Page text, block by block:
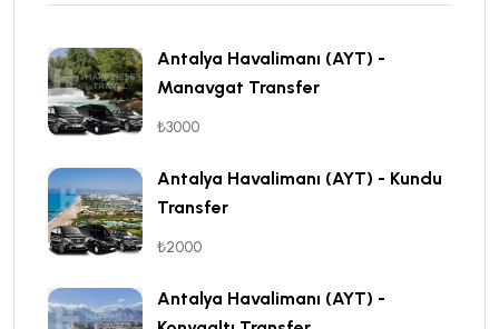
Antalya Havalimanı (AYT) -
Manavgat Transfer
₺3000
Antalya Havalimanı (AYT) - Kundu
Transfer
₺2000
Antalya Havalimanı (AYT) -